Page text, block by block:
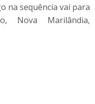
na sequência vai para
Nova Marilândia,